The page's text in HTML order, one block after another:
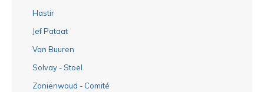
Hastir
Jef Pataat
Van Buuren
Solvay - Stoel
Zoniënwoud - Comité